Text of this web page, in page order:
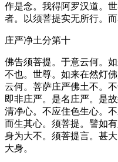
作是念。我得阿罗汉道。
者。以须菩提实无所行。
庄严净土分第十
佛告须菩提。于意云何。
不也。世尊。如来在然灯
云何。菩萨庄严佛土不。
即非庄严。是名庄严。是
清净心。不应住色生心。
而生其心。须菩提。譬如
身为大不。须菩提言。甚
大身。